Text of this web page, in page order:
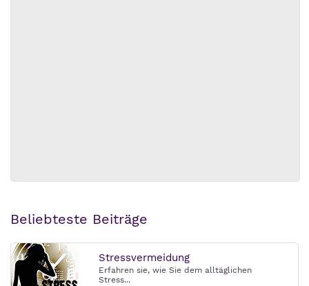
Beliebteste Beiträge
Stressvermeidung
Erfahren sie, wie Sie dem alltäglichen
Stress...